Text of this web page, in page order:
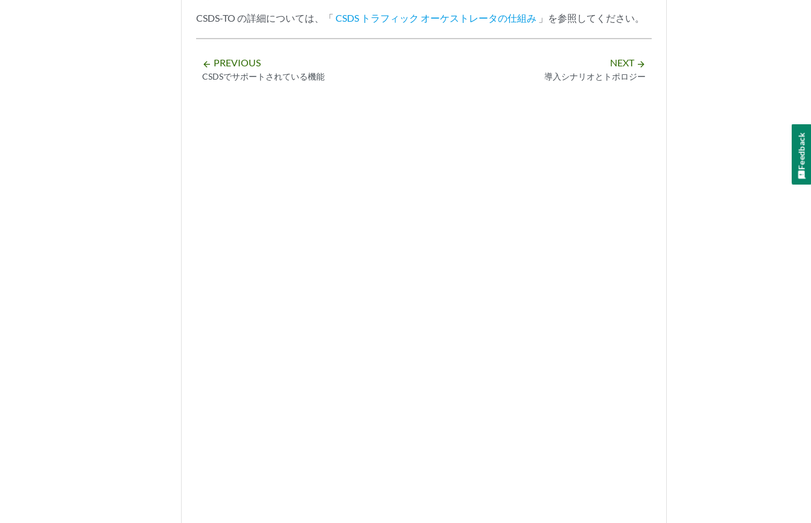
CSDS-TO の詳細については、「 CSDS トラフィック オーケストレータの仕組み 」を参照してください。
arrow_backward PREVIOUS
CSDSでサポートされている機能
NEXT arrow_forward
導入シナリオとトポロジー
Feedback